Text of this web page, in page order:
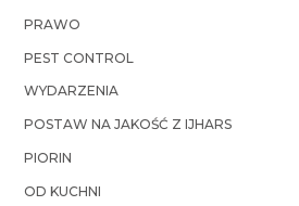
PRAWO
PEST CONTROL
WYDARZENIA
POSTAW NA JAKOŚĆ Z IJHARS
PIORIN
OD KUCHNI